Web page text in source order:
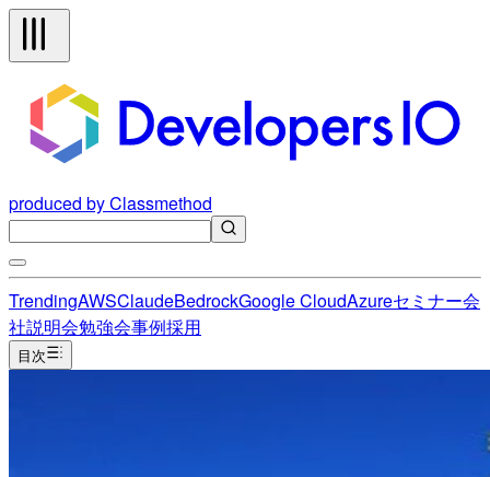
produced by Classmethod
TrendingAWSClaudeBedrockGoogle CloudAzureセミナー会
社説明会勉強会事例採用
目次